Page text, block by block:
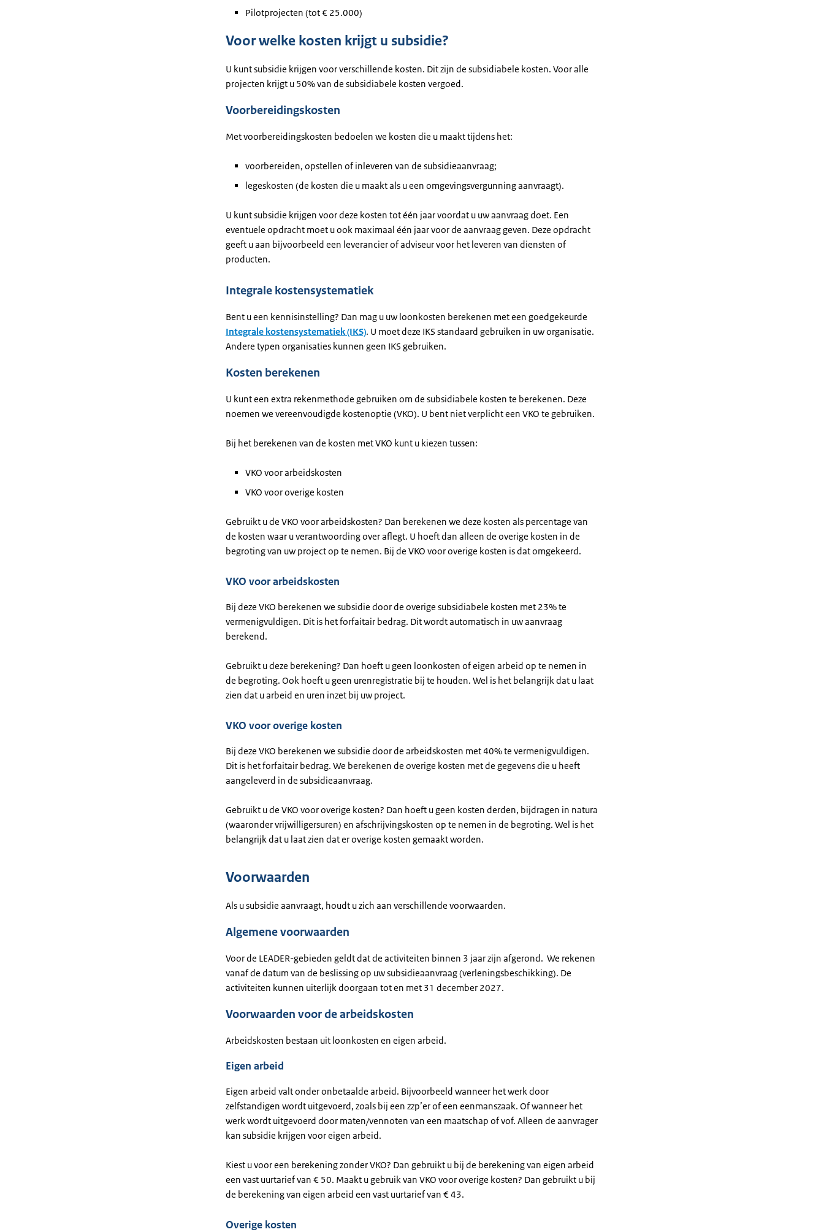
Pilotprojecten (tot € 25.000)
Voor welke kosten krijgt u subsidie?
U kunt subsidie krijgen voor verschillende kosten. Dit zijn de subsidiabele kosten. Voor alle
projecten krijgt u 50% van de subsidiabele kosten vergoed.
Voorbereidingskosten
Met voorbereidingskosten bedoelen we kosten die u maakt tijdens het:
voorbereiden, opstellen of inleveren van de subsidieaanvraag;
legeskosten (de kosten die u maakt als u een omgevingsvergunning aanvraagt).
U kunt subsidie krijgen voor deze kosten tot één jaar voordat u uw aanvraag doet. Een
eventuele opdracht moet u ook maximaal één jaar voor de aanvraag geven. Deze opdracht
geeft u aan bijvoorbeeld een leverancier of adviseur voor het leveren van diensten of
producten.
Integrale kostensystematiek
Bent u een kennisinstelling? Dan mag u uw loonkosten berekenen met een goedgekeurde
Integrale kostensystematiek (IKS). U moet deze IKS standaard gebruiken in uw organisatie.
Andere typen organisaties kunnen geen IKS gebruiken.
Kosten berekenen
U kunt een extra rekenmethode gebruiken om de subsidiabele kosten te berekenen. Deze
noemen we vereenvoudigde kostenoptie (VKO). U bent niet verplicht een VKO te gebruiken.
Bij het berekenen van de kosten met VKO kunt u kiezen tussen:
VKO voor arbeidskosten
VKO voor overige kosten
Gebruikt u de VKO voor arbeidskosten? Dan berekenen we deze kosten als percentage van
de kosten waar u verantwoording over aflegt. U hoeft dan alleen de overige kosten in de
begroting van uw project op te nemen. Bij de VKO voor overige kosten is dat omgekeerd.
VKO voor arbeidskosten
Bij deze VKO berekenen we subsidie door de overige subsidiabele kosten met 23% te
vermenigvuldigen. Dit is het forfaitair bedrag. Dit wordt automatisch in uw aanvraag
berekend.
Gebruikt u deze berekening? Dan hoeft u geen loonkosten of eigen arbeid op te nemen in
de begroting. Ook hoeft u geen urenregistratie bij te houden. Wel is het belangrijk dat u laat
zien dat u arbeid en uren inzet bij uw project.
VKO voor overige kosten
Bij deze VKO berekenen we subsidie door de arbeidskosten met 40% te vermenigvuldigen.
Dit is het forfaitair bedrag. We berekenen de overige kosten met de gegevens die u heeft
aangeleverd in de subsidieaanvraag.
Gebruikt u de VKO voor overige kosten? Dan hoeft u geen kosten derden, bijdragen in natura
(waaronder vrijwilligersuren) en afschrijvingskosten op te nemen in de begroting. Wel is het
belangrijk dat u laat zien dat er overige kosten gemaakt worden.
Voorwaarden
Als u subsidie aanvraagt, houdt u zich aan verschillende voorwaarden.
Algemene voorwaarden
Voor de LEADER-gebieden geldt dat de activiteiten binnen 3 jaar zijn afgerond. We rekenen
vanaf de datum van de beslissing op uw subsidieaanvraag (verleningsbeschikking). De
activiteiten kunnen uiterlijk doorgaan tot en met 31 december 2027.
Voorwaarden voor de arbeidskosten
Arbeidskosten bestaan uit loonkosten en eigen arbeid.
Eigen arbeid
Eigen arbeid valt onder onbetaalde arbeid. Bijvoorbeeld wanneer het werk door
zelfstandigen wordt uitgevoerd, zoals bij een zzp’er of een eenmanszaak. Of wanneer het
werk wordt uitgevoerd door maten/vennoten van een maatschap of vof. Alleen de aanvrager
kan subsidie krijgen voor eigen arbeid.
Kiest u voor een berekening zonder VKO? Dan gebruikt u bij de berekening van eigen arbeid
een vast uurtarief van € 50. Maakt u gebruik van VKO voor overige kosten? Dan gebruikt u bij
de berekening van eigen arbeid een vast uurtarief van € 43.
Overige kosten